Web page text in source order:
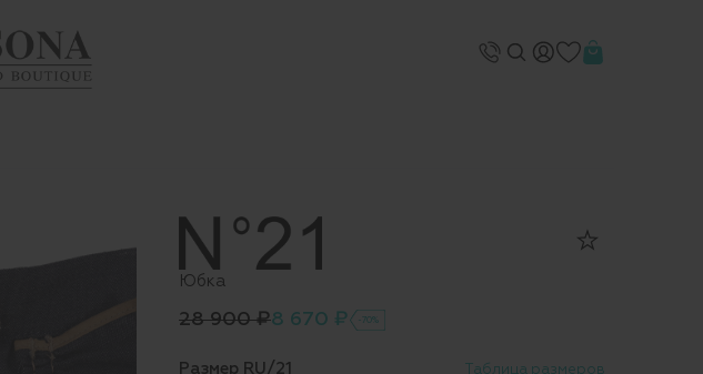
Юбка
28 900 ₽8 670 ₽ -70%
Размер RU/21 Таблица размеров